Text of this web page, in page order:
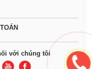
với chúng tôi